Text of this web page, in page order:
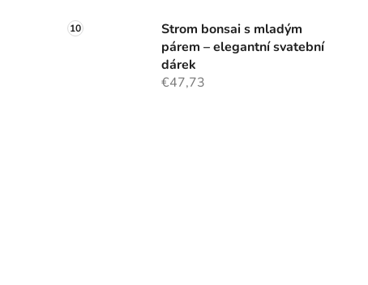
Strom bonsai s mladým
párem – elegantní svatební
dárek
€47,73